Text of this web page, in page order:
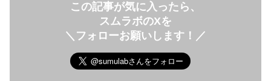
この記事が気に入ったら、
スムラボのXを
＼フォローお願いします！／